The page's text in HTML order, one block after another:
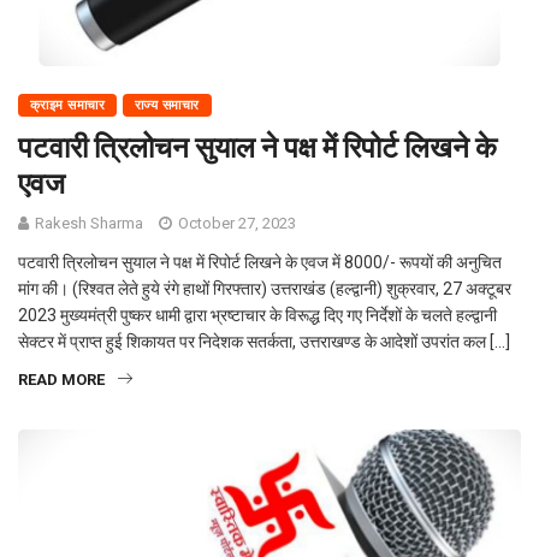
क्राइम समाचार राज्य समाचार
पटवारी त्रिलोचन सुयाल ने पक्ष में रिपोर्ट लिखने के
एवज
Rakesh Sharma October 27, 2023
पटवारी त्रिलोचन सुयाल ने पक्ष में रिपोर्ट लिखने के एवज में 8000/- रूपयों की अनुचित
मांग की। (रिश्वत लेते हुये रंगे हाथों गिरफ्तार) उत्तराखंड (हल्द्वानी) शुक्रवार, 27 अक्टूबर
2023 मुख्यमंत्री पुष्कर धामी द्वारा भ्रष्टाचार के विरूद्ध दिए गए निर्देशों के चलते हल्द्वानी
सेक्टर में प्राप्त हुई शिकायत पर निदेशक सतर्कता, उत्तराखण्ड के आदेशों उपरांत कल […]
READ MORE